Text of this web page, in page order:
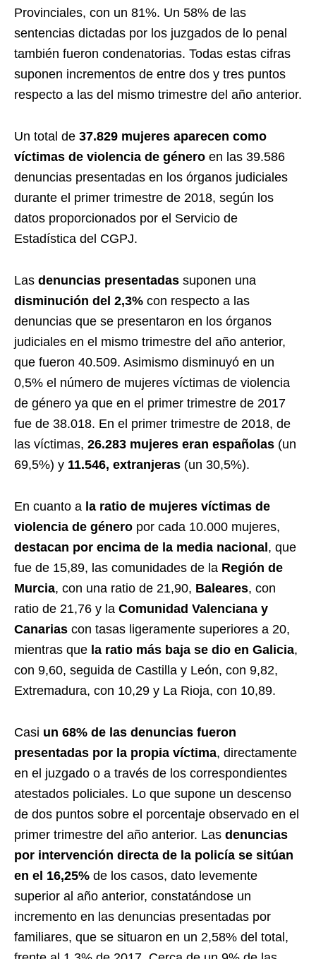
Provinciales, con un 81%. Un 58% de las
sentencias dictadas por los juzgados de lo penal
también fueron condenatorias. Todas estas cifras
suponen incrementos de entre dos y tres puntos
respecto a las del mismo trimestre del año anterior.
Un total de 37.829 mujeres aparecen como
víctimas de violencia de género en las 39.586
denuncias presentadas en los órganos judiciales
durante el primer trimestre de 2018, según los
datos proporcionados por el Servicio de
Estadística del CGPJ.
Las denuncias presentadas suponen una
disminución del 2,3% con respecto a las
denuncias que se presentaron en los órganos
judiciales en el mismo trimestre del año anterior,
que fueron 40.509. Asimismo disminuyó en un
0,5% el número de mujeres víctimas de violencia
de género ya que en el primer trimestre de 2017
fue de 38.018. En el primer trimestre de 2018, de
las víctimas, 26.283 mujeres eran españolas (un
69,5%) y 11.546, extranjeras (un 30,5%).
En cuanto a la ratio de mujeres víctimas de
violencia de género por cada 10.000 mujeres,
destacan por encima de la media nacional, que
fue de 15,89, las comunidades de la Región de
Murcia, con una ratio de 21,90, Baleares, con
ratio de 21,76 y la Comunidad Valenciana y
Canarias con tasas ligeramente superiores a 20,
mientras que la ratio más baja se dio en Galicia,
con 9,60, seguida de Castilla y León, con 9,82,
Extremadura, con 10,29 y La Rioja, con 10,89.
Casi un 68% de las denuncias fueron
presentadas por la propia víctima, directamente
en el juzgado o a través de los correspondientes
atestados policiales. Lo que supone un descenso
de dos puntos sobre el porcentaje observado en el
primer trimestre del año anterior. Las denuncias
por intervención directa de la policía se sitúan
en el 16,25% de los casos, dato levemente
superior al año anterior, constatándose un
incremento en las denuncias presentadas por
familiares, que se situaron en un 2,58% del total,